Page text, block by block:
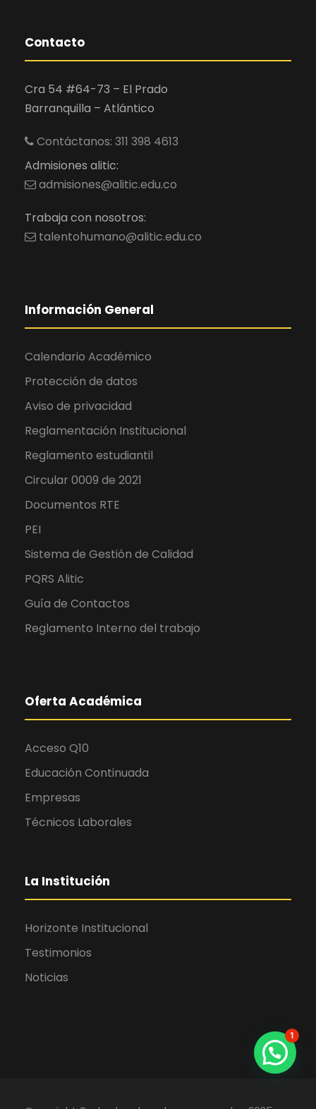
Contacto
Cra 54 #64-73 – El Prado
Barranquilla – Atlántico
Contáctanos: 311 398 4613
Admisiones alitic:
admisiones@alitic.edu.co
Trabaja con nosotros:
talentohumano@alitic.edu.co
Información General
Calendario Académico
Protección de datos
Aviso de privacidad
Reglamentación Institucional
Reglamento estudiantil
Circular 0009 de 2021
Documentos RTE
PEI
Sistema de Gestión de Calidad
PQRS Alitic
Guía de Contactos
Reglamento Interno del trabajo
Oferta Académica
Acceso Q10
Educación Continuada
Empresas
Técnicos Laborales
La Institución
Horizonte Institucional
Testimonios
Noticias
1